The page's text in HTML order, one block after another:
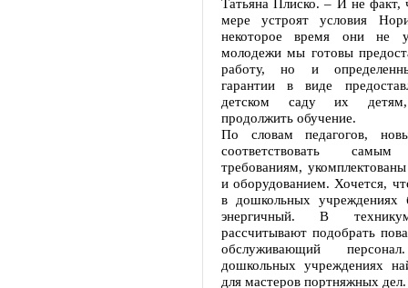
Татьяна Плиско. – И не факт,
мере устроят условия
некоторое время они не
молодежи мы готовы
работу, но и
гарантии в виде
детском саду их детям,
продолжить обучение.
По словам педагогов,
соответствовать самым
требованиям,
и оборудованием. Хочется,
в дошкольных
энергичный. В
рассчитывают подобрать
обслуживающий
дошкольных учреждениях
для мастеров портняжных дел.